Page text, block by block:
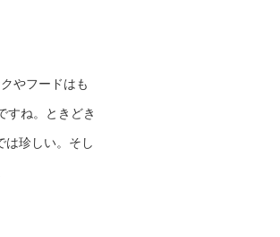
やフードはも
すね。ときどき
は珍しい。そし